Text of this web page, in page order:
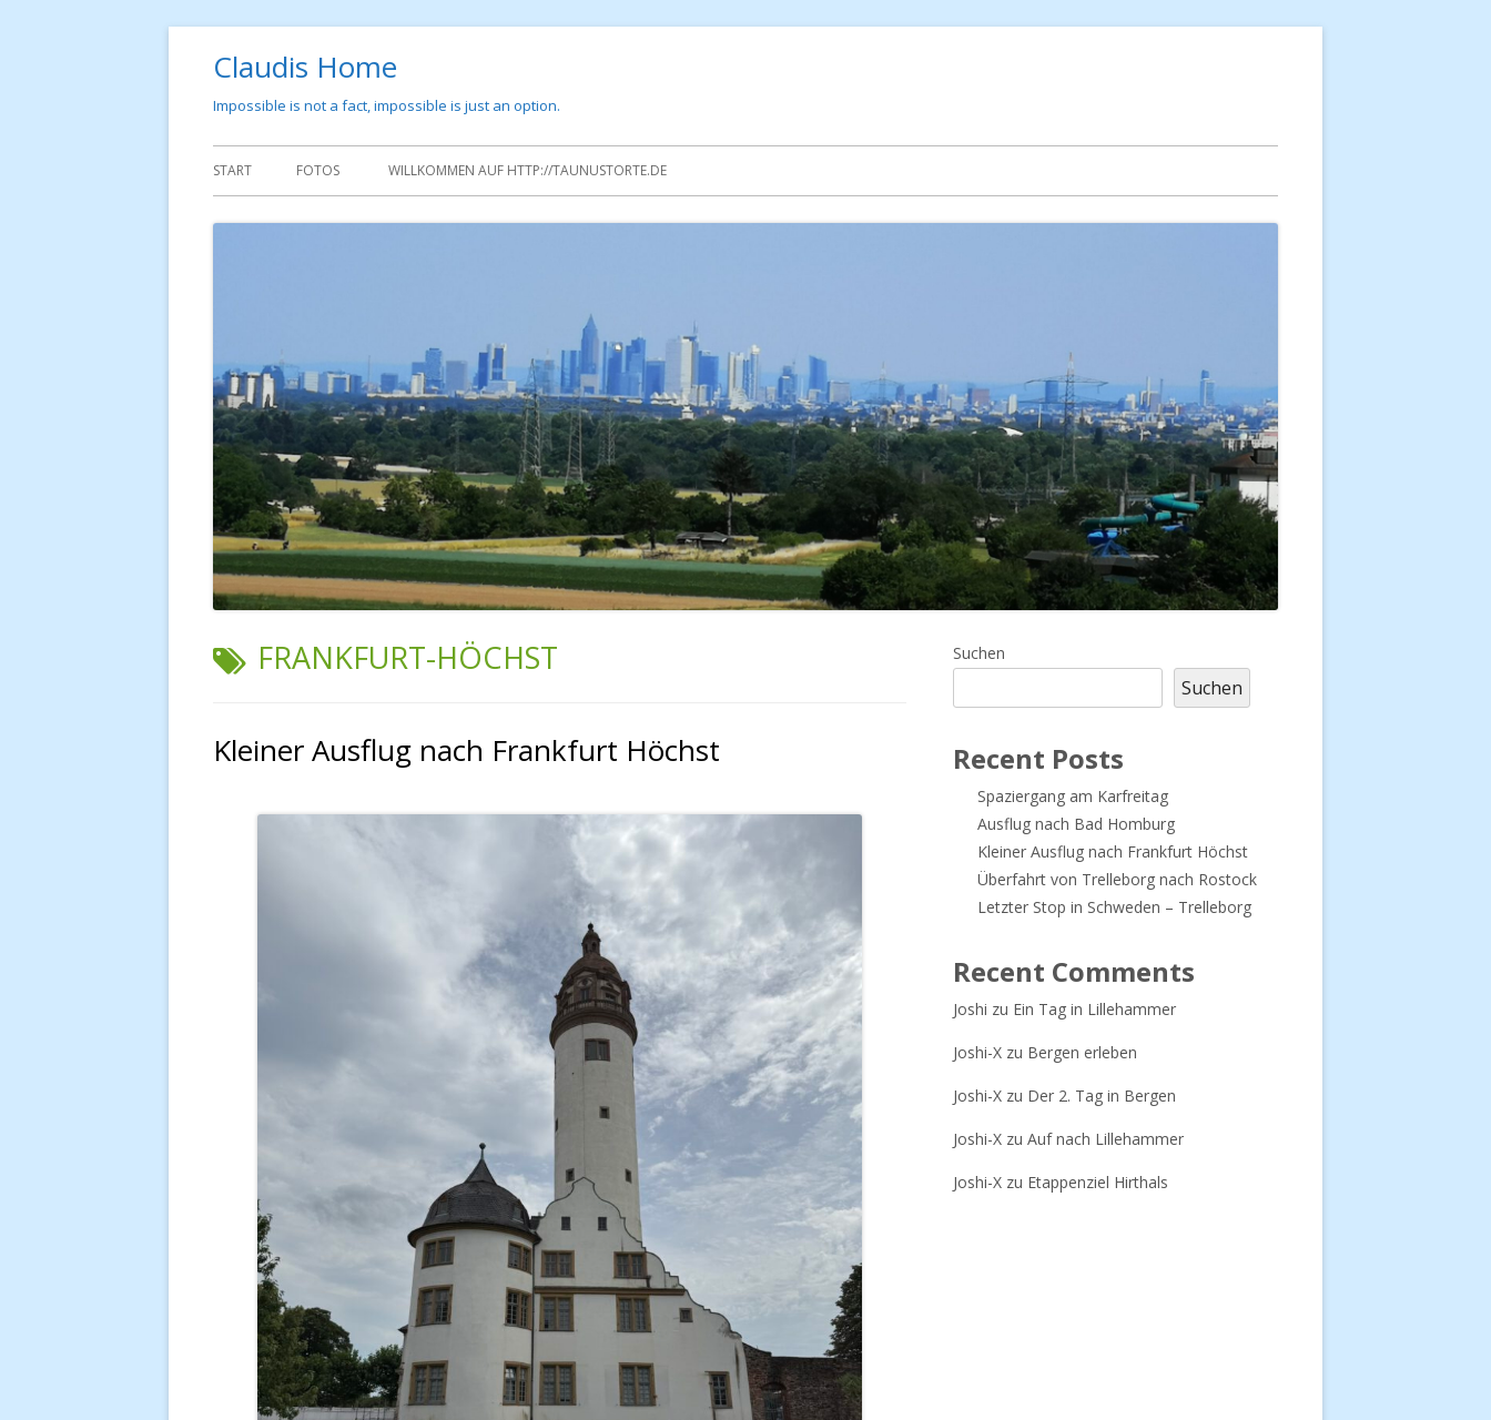
Claudis Home
Impossible is not a fact, impossible is just an option.
Primäres
Menü
START FOTOS WILLKOMMEN AUF HTTP://TAUNUSTORTE.DE
SCHLAGWORT:
FRANKFURT-HÖCHST
Kleiner Ausflug nach Frankfurt Höchst
Haupt-
Seitenleiste
Suchen
Suchen
Recent Posts
Spaziergang am Karfreitag
Ausflug nach Bad Homburg
Kleiner Ausflug nach Frankfurt Höchst
Überfahrt von Trelleborg nach Rostock
Letzter Stop in Schweden – Trelleborg
Recent Comments
Joshi zu Ein Tag in Lillehammer
Joshi-X zu Bergen erleben
Joshi-X zu Der 2. Tag in Bergen
Joshi-X zuAuf nach Lillehammer
Joshi-X zu Etappenziel Hirthals